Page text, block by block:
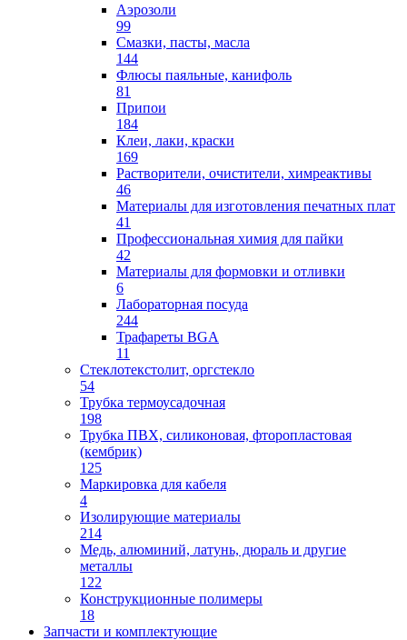
Аэрозоли
99
Смазки, пасты, масла
144
Флюсы паяльные, канифоль
81
Припои
184
Клеи, лаки, краски
169
Растворители, очистители, химреактивы
46
Материалы для изготовления печатных плат
41
Профессиональная химия для пайки
42
Материалы для формовки и отливки
6
Лабораторная посуда
244
Трафареты BGA
11
Стеклотекстолит, оргстекло
54
Трубка термоусадочная
198
Трубка ПВХ, силиконовая, фторопластовая
(кембрик)
125
Маркировка для кабеля
4
Изолирующие материалы
214
Медь, алюминий, латунь, дюраль и другие
металлы
122
Конструкционные полимеры
18
Запчасти и комплектующие